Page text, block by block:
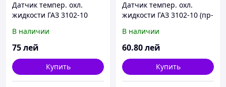
Датчик темпер. охл.
жидкости ГАЗ 3102-10
В наличии
75лей
Купить
Датчик темпер. охл.
жидкости ГАЗ 3102-10 (пр-
В наличии
60.80лей
Купить